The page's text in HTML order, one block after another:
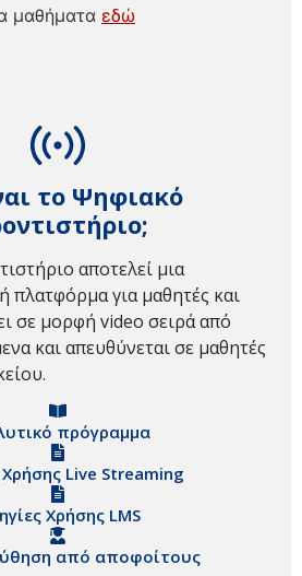
το Ψηφιακό
αποτελεί μια
για μαθητές και
σε μορφή video σειρά από
και απευθύνεται σε μαθητές
πρόγραμμα
Live Streaming
Χρήσης LMS
από αποφοίτους
μαθήματα εδώ